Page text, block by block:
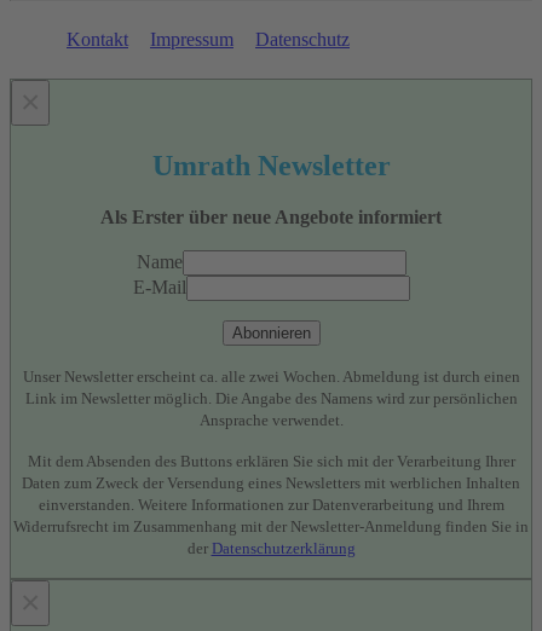
Kontakt Impressum Datenschutz
Umrath Newsletter
Als Erster über neue Angebote informiert
Name
E-Mail
Abonnieren
Unser Newsletter erscheint ca. alle zwei Wochen. Abmeldung ist durch einen
Link im Newsletter möglich. Die Angabe des Namens wird zur persönlichen
Ansprache verwendet.
Mit dem Absenden des Buttons erklären Sie sich mit der Verarbeitung Ihrer
Daten zum Zweck der Versendung eines Newsletters mit werblichen Inhalten
einverstanden. Weitere Informationen zur Datenverarbeitung und Ihrem
Widerrufsrecht im Zusammenhang mit der Newsletter-Anmeldung finden Sie in
der Datenschutzerklärung